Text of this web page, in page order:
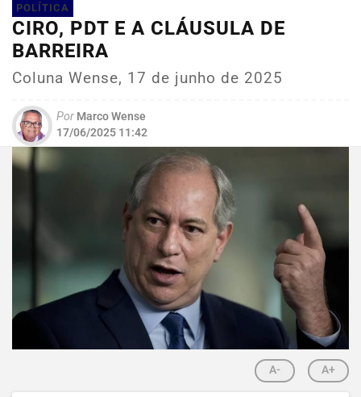
POLÍTICA
CIRO, PDT E A CLÁUSULA DE
BARREIRA
Coluna Wense, 17 de junho de 2025
Por Marco Wense
17/06/2025 11:42
A- A+